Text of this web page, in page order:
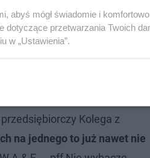
fotki udostępnione przez
go przebywającego
dołączono utwór
Kolega z
na jednego to już nawet nie
abyś mógł świadomie i
dotyczące przetwarzania Twoich
w „Ustawienia”.